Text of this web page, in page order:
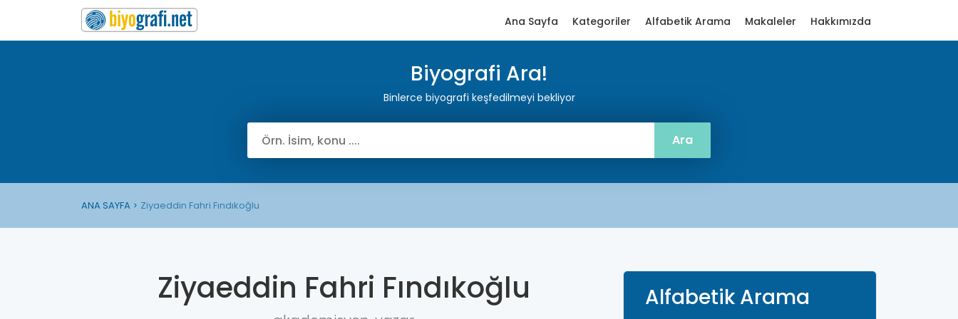
Ana Sayfa Kategoriler Alfabetik Arama Makaleler Hakkımızda
Biyografi Ara!
Binlerce biyografi keşfedilmeyi bekliyor
ANA SAYFA Ziyaeddin Fahri Fındıkoğlu
Ziyaeddin Fahri Fındıkoğlu Alfabetik Arama